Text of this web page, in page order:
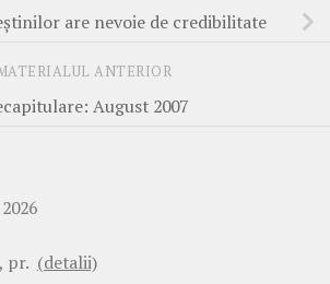
are nevoie de credibilitate
ANTERIOR
August 2007
pr. (detalii)